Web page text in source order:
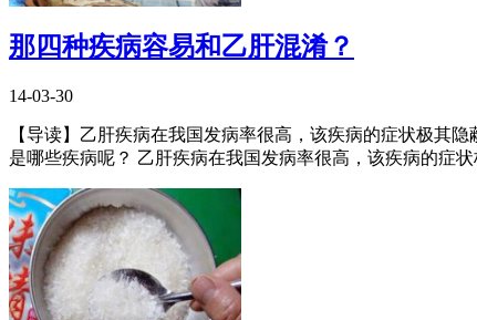
那四种疾病容易和乙肝混淆？
14-03-30
【导读】乙肝疾病在我国发病率很高，该疾病的症状极其
是哪些疾病呢？ 乙肝疾病在我国发病率很高，该疾病的症